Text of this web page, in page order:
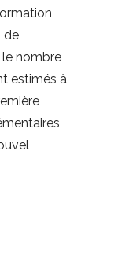
de
nombre
estimés à